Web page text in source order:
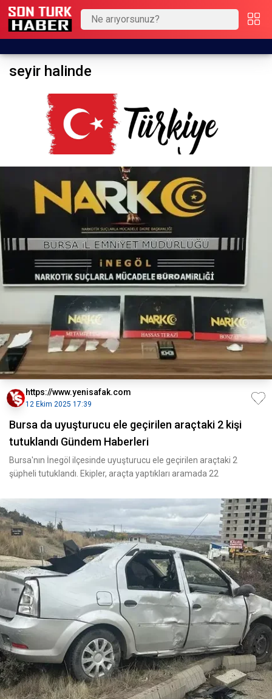
seyir halinde
https://www.yenisafak.com
12 Ekim 2025 17:39
Bursa da uyuşturucu ele geçirilen araçtaki 2 kişi
tutuklandı Gündem Haberleri
Bursa'nın İnegöl ilçesinde uyuşturucu ele geçirilen araçtaki 2
şüpheli tutuklandı. Ekipler, araçta yaptıkları aramada 22